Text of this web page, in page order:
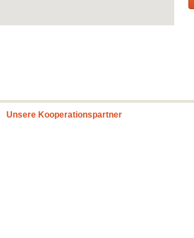
Unsere Kooperationspartner